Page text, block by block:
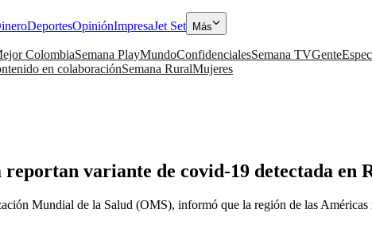
DeportesOpiniónImpresaJet Set Más
ColombiaSemana PlayMundoConfidencialesSemana TVGente
en colaboraciónSemana RuralMujeres
reportan variante de covid-19 detectada en
Mundial de la Salud (OMS), informó que la región de las